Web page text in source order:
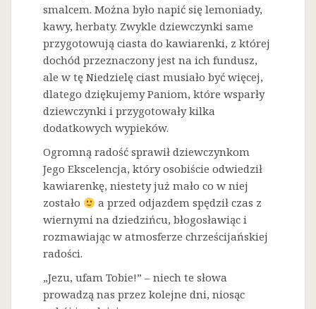
smalcem. Można było napić się lemoniady,
kawy, herbaty. Zwykle dziewczynki same
przygotowują ciasta do kawiarenki, z której
dochód przeznaczony jest na ich fundusz,
ale w tę Niedzielę ciast musiało być więcej,
dlatego dziękujemy Paniom, które wsparły
dziewczynki i przygotowały kilka
dodatkowych wypieków.
Ogromną radość sprawił dziewczynkom
Jego Ekscelencja, który osobiście odwiedził
kawiarenkę, niestety już mało co w niej
zostało
a przed odjazdem spędził czas z
wiernymi na dziedzińcu, błogosławiąc i
rozmawiając w atmosferze chrześcijańskiej
radości.
„Jezu, ufam Tobie!” – niech te słowa
prowadzą nas przez kolejne dni, niosąc